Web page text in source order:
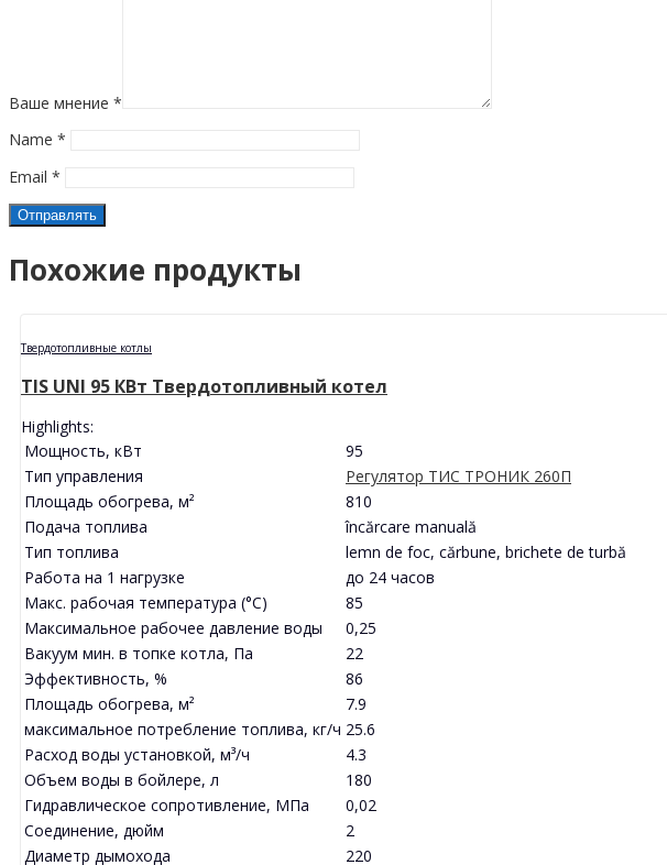
Ваше мнение *
Name *
Email *
Похожие продукты
Твердотопливные котлы
TIS UNI 95 КВт Твердотопливный котел
Highlights:
Мощность, кВт
95
Тип управления
Регулятор ТИС ТРОНИК 260П
Площадь обогрева, м²
810
Подача топлива
încărcare manuală
Тип топлива
lemn de foc, cărbune, brichete de turbă
Работа на 1 нагрузке
до 24 часов
Макс. рабочая температура (°С)
85
Максимальное рабочее давление воды
0,25
Вакуум мин. в топке котла, Па
22
Эффективность, %
86
Площадь обогрева, м²
7.9
максимальное потребление топлива, кг/ч 25.6
Расход воды установкой, м³/ч
4.3
Объем воды в бойлере, л
180
Гидравлическое сопротивление, МПа
0,02
Соединение, дюйм
2
Диаметр дымохода
220